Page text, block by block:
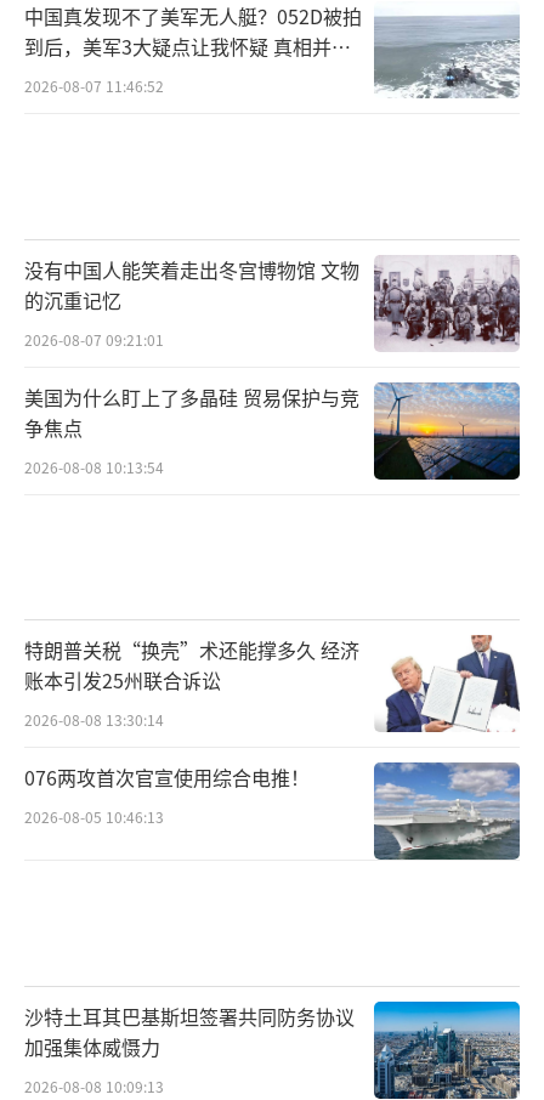
中国真发现不了美军无人艇？052D被拍
到后，美军3大疑点让我怀疑 真相并非
如此
2026-08-07 11:46:52
没有中国人能笑着走出冬宫博物馆 文物
的沉重记忆
2026-08-07 09:21:01
美国为什么盯上了多晶硅 贸易保护与竞
争焦点
2026-08-08 10:13:54
特朗普关税“换壳”术还能撑多久 经济
账本引发25州联合诉讼
2026-08-08 13:30:14
076两攻首次官宣使用综合电推！
2026-08-05 10:46:13
沙特土耳其巴基斯坦签署共同防务协议
加强集体威慑力
2026-08-08 10:09:13